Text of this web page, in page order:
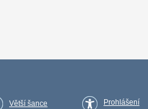
Větší šance
Prohlášení